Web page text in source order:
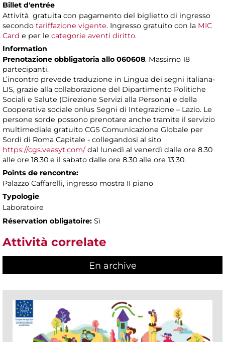
Billet d'entrée
Attività gratuita con pagamento del biglietto di ingresso
secondo tariffazione vigente. Ingresso gratuito con la MIC
Card e per le categorie aventi diritto.
Information
Prenotazione obbligatoria allo 060608. Massimo 18
partecipanti.
L’incontro prevede traduzione in Lingua dei segni italiana-
LIS, grazie alla collaborazione del Dipartimento Politiche
Sociali e Salute (Direzione Servizi alla Persona) e della
Cooperativa sociale onlus Segni di Integrazione – Lazio. Le
persone sorde possono prenotare anche tramite il servizio
multimediale gratuito CGS Comunicazione Globale per
Sordi di Roma Capitale - collegandosi al sito
https://cgs.veasyt.com/dal lunedì al venerdì dalle ore 8.30
alle ore 18.30 e il sabato dalle ore 8.30 alle ore 13.30.
Points de rencontre:
Palazzo Caffarelli, ingresso mostra II piano
Typologie
Laboratoire
Réservation obligatoire: Sì
Attività correlate
En archive